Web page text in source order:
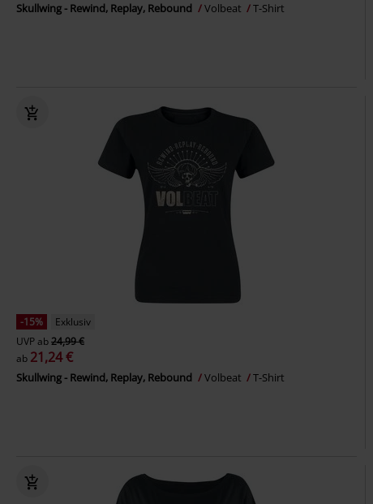
Skullwing - Rewind, Replay, Rebound Volbeat T-Shirt
-15%
Exklusiv
UVPab24,99 €
ab 21,24 €
Skullwing - Rewind, Replay, Rebound Volbeat T-Shirt